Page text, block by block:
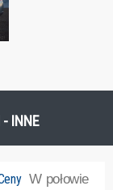
- INNE
W połowie